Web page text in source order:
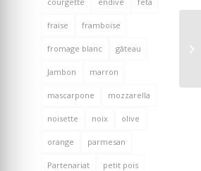
fraise framboise
fromage blanc gâteau
Jambon marron
mascarpone mozzarella
noisette noix olive
orange parmesan
Partenariat petit pois